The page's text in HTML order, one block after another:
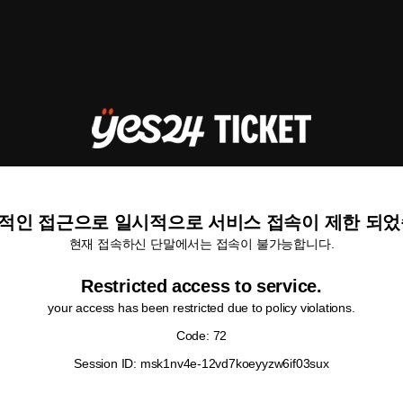
인 접근으로 일시적으로 서비스 접속이 제한 되
현재 접속하신 단말에서는 접속이 불가능합니다.
Restricted access to service.
your access has been restricted due to policy violations.
Code: 72
Session ID: msk1nv4e-12vd7koeyyzw6if03sux